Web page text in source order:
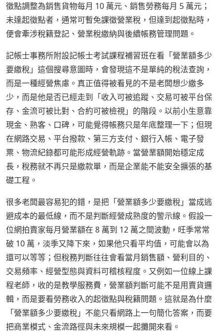
徵點調整為銷售貨物每月 10 萬元、銷售勞務每月 5 萬元；
未達起徵點者，通常可暫免課徵營業稅，但達到起徵點時，
便會牽涉稅籍登記、營業稅繳納與後續帳務管理問題。
記帳士事務所附設記帳士考試課程補習班在看「營業額多少
要繳稅」這個搜尋意圖時，會發現這不是單純的稅法查詢，
而是一種經營焦慮。真正值得被看見的不是老闆想少繳多
少，而是他是否已經走到「收入可被追蹤、交易可被平台保
存、金流可被比對、合約可被檢視」的階段。以前小生意靠
現金、熟客、口碑，可能覺得帳務只是年底整理一下；但現
在網路交易、平台撥款、第三方支付、銀行入帳、電子發
票、物流紀錄都可能形成經營軌跡。當營業額開始穩定成
長，稅務就不再只是繳款單，而是企業能不能安全擴張的基
礎工程。
很多老闆最容易犯的錯，是把「營業額多少要繳稅」當成逃
避成本的最低線，而不是判斷經營成熟度的警示線。假設一
位網拍賣家每月營業額在 8 萬到 12 萬之間波動，旺季常常
破 10 萬，淡季又降下來，如果他只看平均值，可能會以為
還可以等等；但稅務判斷往往會看當月銷售額、營利目的、
交易頻率、經營型態與資料可稽核程度。又例如一位線上課
程老師，收的是教學服務費，營業額判斷可能不是用賣貨邏
輯，而是要看勞務收入的起徵點與稅籍問題。這就是為什麼
「營業額多少要繳稅」不能只看網路上一句簡化答案，而要
把商業模式、金流路徑與未來規模一起攤開來看。